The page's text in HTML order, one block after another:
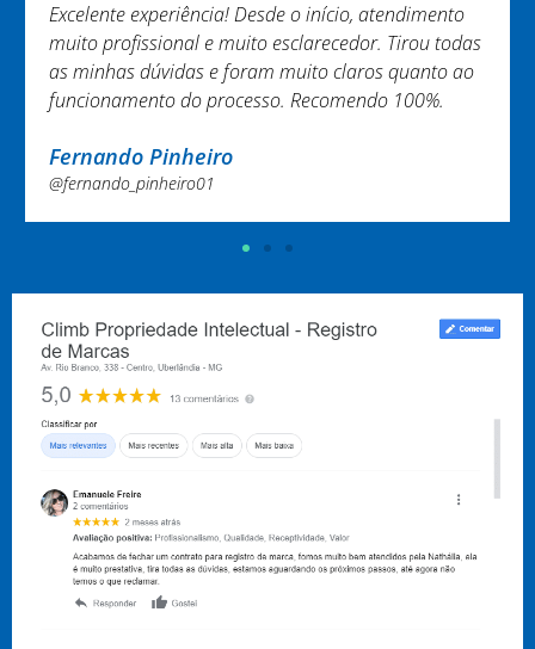
Excelente experiência! Desde o início, atendimento
muito profissional e muito esclarecedor. Tirou todas
as minhas dúvidas e foram muito claros quanto ao
funcionamento do processo. Recomendo 100%.
Fernando Pinheiro
@fernando_pinheiro01